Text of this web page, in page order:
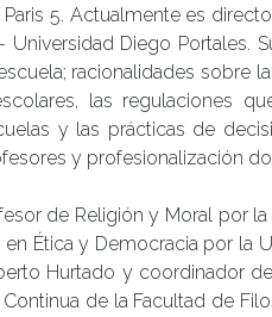
5. Actualmente es
Diego Portales.
racionalidades sobre
las regulaciones
y las prácticas de
y profesionalización
de Religión y Moral por
Ética y Democracia por la
Hurtado y coordinador
de la Facultad de